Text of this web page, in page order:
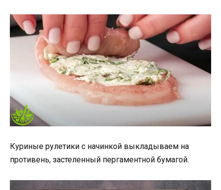
Куриные рулетики с начинкой выкладываем на
противень, застеленный пергаментной бумагой.